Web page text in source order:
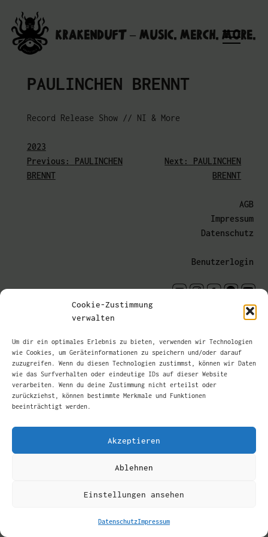
Cookie-Zustimmung
verwalten
Um dir ein optimales Erlebnis zu bieten, verwenden wir Technologien
wie Cookies, um Geräteinformationen zu speichern und/oder darauf
zuzugreifen. Wenn du diesen Technologien zustimmst, können wir Daten
wie das Surfverhalten oder eindeutige IDs auf dieser Website
verarbeiten. Wenn du deine Zustimmung nicht erteilst oder
zurückziehst, können bestimmte Merkmale und Funktionen
beeinträchtigt werden.
Akzeptieren
Ablehnen
Einstellungen ansehen
DatenschutzImpressum
Skip
to
content
Krakenduft – MUSIC. MERCH. MORE.
PAULINCHEN BRENNT
Record Release Show // NI & More
2023
Beitragsnavigation
Previous:
PAULINCHEN
BRENNT
Next:
PAULINCHEN
BRENNT
AGB
Impressum
Datenschutz
Benutzerlogin
Kontaktinstagram.com
facebook.com